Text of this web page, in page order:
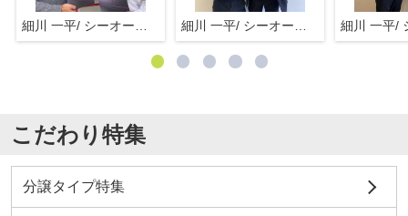
こだわり特集
分譲タイプ特集